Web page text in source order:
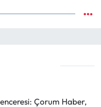
Çorum Haber,